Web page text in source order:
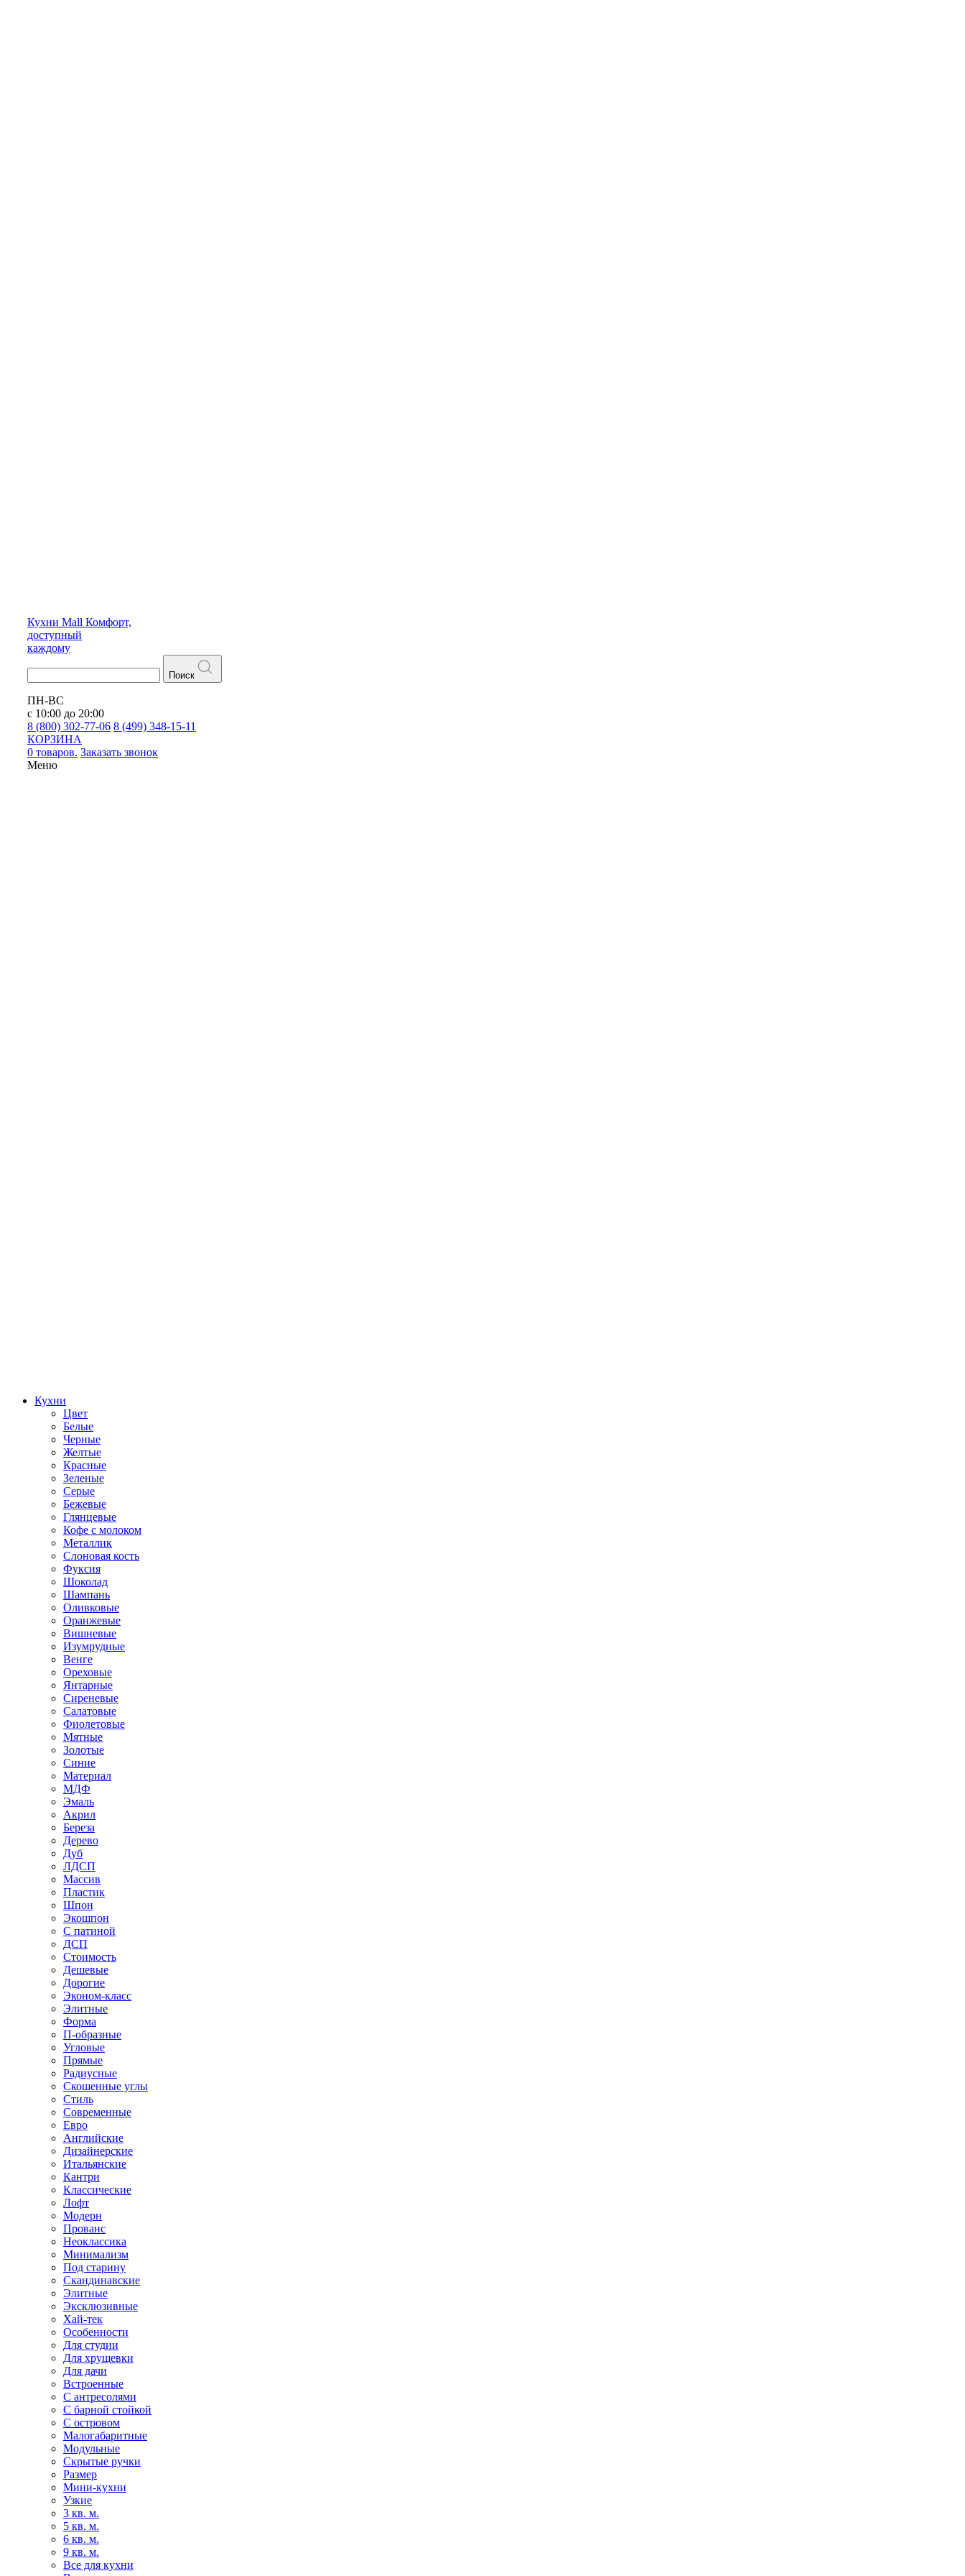
Кухни Mall Комфорт,
доступный
каждому
Поиск
ПН-ВС
с 10:00 до 20:00
8 (800) 302-77-06 8 (499) 348-15-11
КОРЗИНА
0 товаров. Заказать звонок
Меню
Кухни
Цвет
Белые
Черные
Желтые
Красные
Зеленые
Серые
Бежевые
Глянцевые
Кофе с молоком
Металлик
Слоновая кость
Фуксия
Шоколад
Шампань
Оливковые
Оранжевые
Вишневые
Изумрудные
Венге
Ореховые
Янтарные
Сиреневые
Салатовые
Фиолетовые
Мятные
Золотые
Синие
Материал
МДФ
Эмаль
Акрил
Береза
Дерево
Дуб
ЛДСП
Массив
Пластик
Шпон
Экошпон
С патиной
ДСП
Стоимость
Дешевые
Дорогие
Эконом-класс
Элитные
Форма
П-образные
Угловые
Прямые
Радиусные
Скошенные углы
Стиль
Современные
Евро
Английские
Дизайнерские
Итальянские
Кантри
Классические
Лофт
Модерн
Прованс
Неоклассика
Минимализм
Под старину
Скандинавские
Элитные
Эксклюзивные
Хай-тек
Особенности
Для студии
Для хрущевки
Для дачи
Встроенные
С антресолями
С барной стойкой
С островом
Малогабаритные
Модульные
Скрытые ручки
Размер
Мини-кухни
Узкие
3 кв. м.
5 кв. м.
6 кв. м.
9 кв. м.
Все для кухни